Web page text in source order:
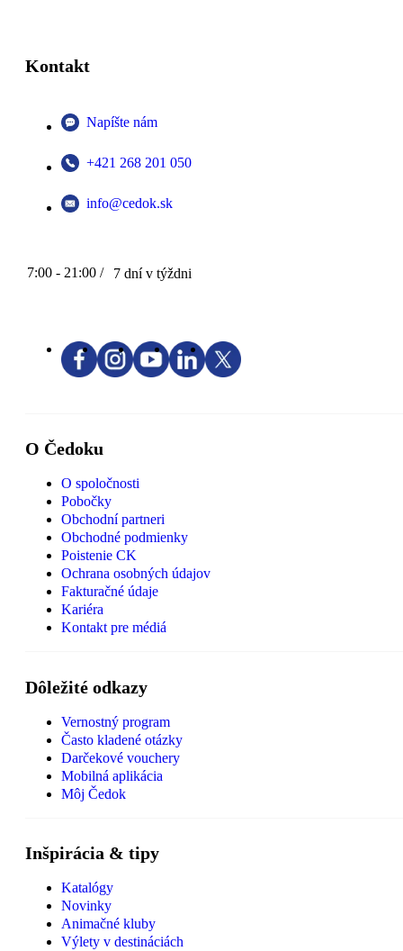
Kontakt
Napíšte nám
+421 268 201 050
info@cedok.sk
7:00 - 21:00 / 7 dní v týždni
O Čedoku
O spoločnosti
Pobočky
Obchodní partneri
Obchodné podmienky
Poistenie CK
Ochrana osobných údajov
Fakturačné údaje
Kariéra
Kontakt pre médiá
Dôležité odkazy
Vernostný program
Často kladené otázky
Darčekové vouchery
Mobilná aplikácia
Môj Čedok
Inšpirácia & tipy
Katalógy
Novinky
Animačné kluby
Výlety v destináciách